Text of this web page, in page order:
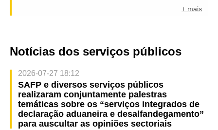
+ mais
Notícias dos serviços públicos
2026-07-27 18:12
SAFP e diversos serviços públicos
realizaram conjuntamente palestras
temáticas sobre os “serviços integrados de
declaração aduaneira e desalfandegamento”
para auscultar as opiniões sectoriais